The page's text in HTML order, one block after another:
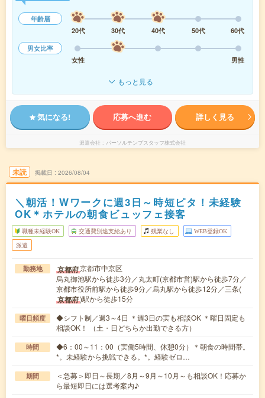
年齢層
20代
30代 40代 50代
60代
男女比率
女性
男性
もっと見る
気になる! 応募へ進む 詳しく見る
派遣会社 パーソルテンプスタッフ株式会社
未読 掲載日 2026/08/04
＼朝活！Wワークに週3日～時短ピタ！未経験
OK＊ホテルの朝食ビュッフェ接客
職種未経験OK 交通費別途支給あり 残業なし WEB登録OK
派遣
勤務地 京都府京都市中京区
烏丸御池駅から徒歩3分／丸太町(京都市営)駅から徒歩7分／
京都市役所前駅から徒歩9分／烏丸駅から徒歩12分／三条(
京都府)駅から徒歩15分
曜日頻度
◆シフト制／週3～4日 ＊週3日の実も相談OK ＊曜日固定も
相談OK！ （土・日どちらか出勤できる方）
時間
◆6：00～11：00（実働5時間、休憩0分）＊朝食の時間帯。
*。未経験から挑戦できる。*。経験ゼロ…
期間
＜急募＞即日～長期／8月～9月～10月～も相談OK！応募か
ら最短即日には選考案内♪